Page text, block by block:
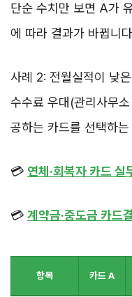
단순 수치만 보면 A가
에 따라 결과가 바뀝니
사례 2: 전월실적이 낮
수수료 우대(관리사무
공하는 카드를 선택하
💳 연체·회복자 카드 실
💳 계약금·중도금 카드
항목 카드 A